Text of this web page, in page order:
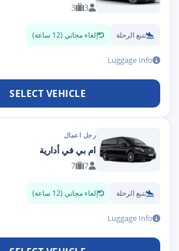
3
3
تتبع الرحلة إلغاء مجاني (12 ساعة)
Luggage Info
SELECT VEHICLE
رجل اعمال
ام بي في أدارية
7
7
تتبع الرحلة إلغاء مجاني (12 ساعة)
Luggage Info